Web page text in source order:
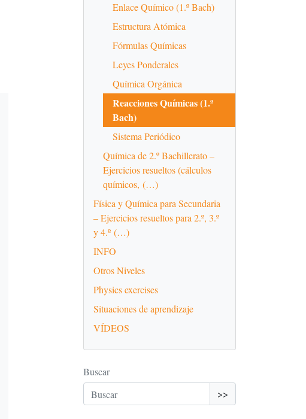
Enlace Químico (1.º Bach)
Estructura Atómica
Fórmulas Químicas
Leyes Ponderales
Química Orgánica
Reacciones Químicas (1.º
Bach)
Sistema Periódico
Química de 2.º Bachillerato –
Ejercicios resueltos (cálculos
químicos, (…)
Física y Química para Secundaria
– Ejercicios resueltos para 2.º, 3.º
y 4.º (…)
INFO
Otros Niveles
Physics exercises
Situaciones de aprendizaje
VÍDEOS
Buscar
>>